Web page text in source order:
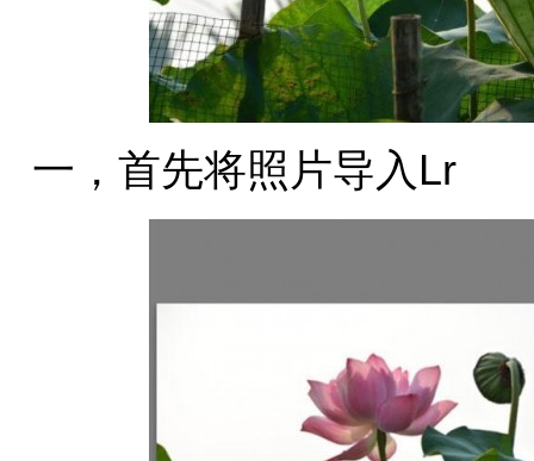
一，首先将照片导入Lr